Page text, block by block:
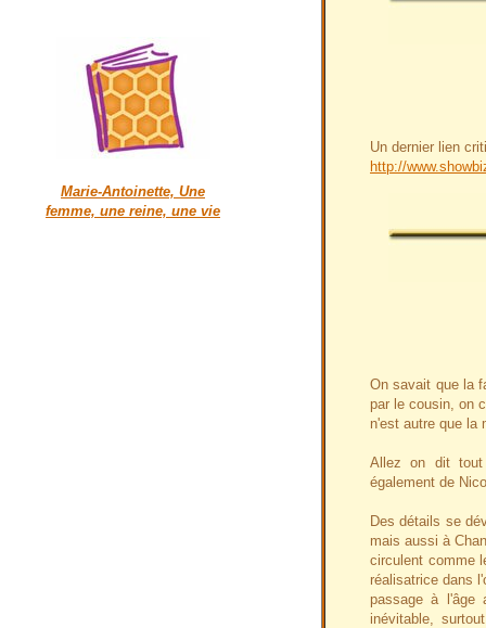
Un dernier lien
http://
On savait que la
par le cousin, on
n'est autre que la
Allez on dit tout
également de
Des détails se
mais aussi à
circulent comme
réalisatrice dans
passage à l'âge
inévitable,
Marie-Antoinette, Une
femme, une reine, une vie